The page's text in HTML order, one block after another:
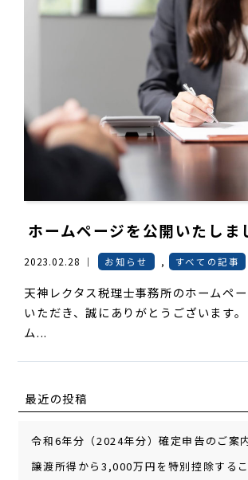
ホームページを公開いたしま
2023.02.28 ｜ お知らせ , すべての記事
天神レクタス税理士事務所のホームペ
いただき、誠にありがとうございます
ム...
最近の投稿
令和6年分（2024年分）確定申告のご案